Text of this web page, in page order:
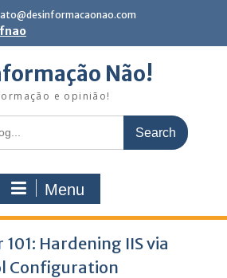
Não!
e opinião!
Menu
Hardening IIS via
Configuration